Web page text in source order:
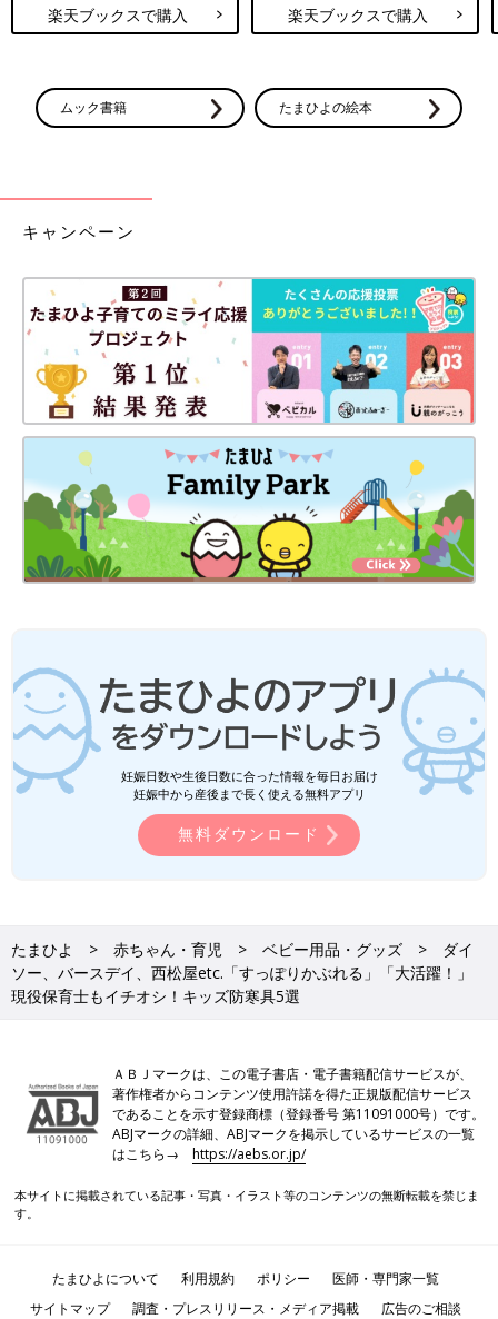
楽天ブックスで購入 楽天ブックスで購入
ムック書籍 たまひよの絵本
キャンペーン
妊娠日数や生後日数に合った情報を毎日お届け
妊娠中から産後まで長く使える無料アプリ
無料ダウンロード
たまひよ 赤ちゃん・育児 ベビー用品・グッズ
ダイ
ソー、バースデイ、西松屋etc.「すっぽりかぶれる」「大活躍！」
現役保育士もイチオシ！キッズ防寒具5選
ＡＢＪマークは、この電子書店・電子書籍配信サービスが、
著作権者からコンテンツ使用許諾を得た正規版配信サービス
であることを示す登録商標（登録番号 第11091000号）です。
ABJマークの詳細、ABJマークを掲示しているサービスの一覧
はこちら→https://aebs.or.jp/
本サイトに掲載されている記事・写真・イラスト等のコンテンツの無断転載を禁じま
す。
たまひよについて 利用規約 ポリシー
医師・専門家一覧
サイトマップ
調査・プレスリリース・メディア掲載 広告のご相談